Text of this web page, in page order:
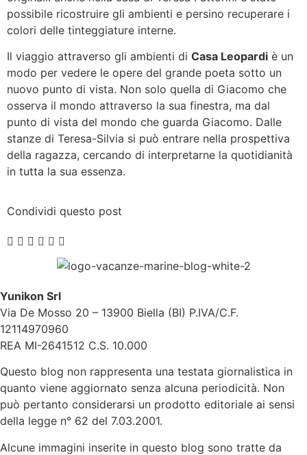
possibile ricostruire gli ambienti e persino recuperare i
colori delle tinteggiature interne.
Il viaggio attraverso gli ambienti di Casa Leopardi è un
modo per vedere le opere del grande poeta sotto un
nuovo punto di vista. Non solo quella di Giacomo che
osserva il mondo attraverso la sua finestra, ma dal
punto di vista del mondo che guarda Giacomo. Dalle
stanze di Teresa-Silvia si può entrare nella prospettiva
della ragazza, cercando di interpretarne la quotidianità
in tutta la sua essenza.
Condividi questo post
Yunikon Srl
Via De Mosso 20 – 13900 Biella (BI) P.IVA/C.F.
12114970960
REA MI-2641512 C.S. 10.000
Questo blog non rappresenta una testata giornalistica in
quanto viene aggiornato senza alcuna periodicità. Non
può pertanto considerarsi un prodotto editoriale ai sensi
della legge n° 62 del 7.03.2001.
Alcune immagini inserite in questo blog sono tratte da